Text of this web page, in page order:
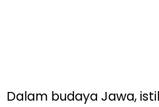
Dalam budaya Jawa,